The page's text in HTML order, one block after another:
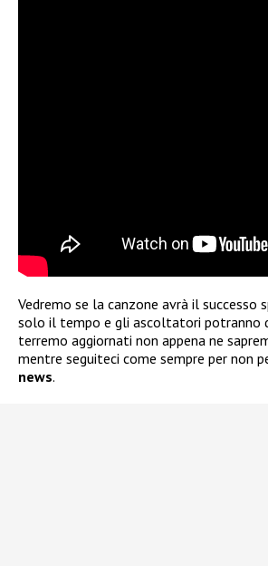
Vedremo se la canzone avrà il successo
solo il tempo e gli ascoltatori potranno
terremo aggiornati non appena ne
mentre seguiteci come sempre per non
news.